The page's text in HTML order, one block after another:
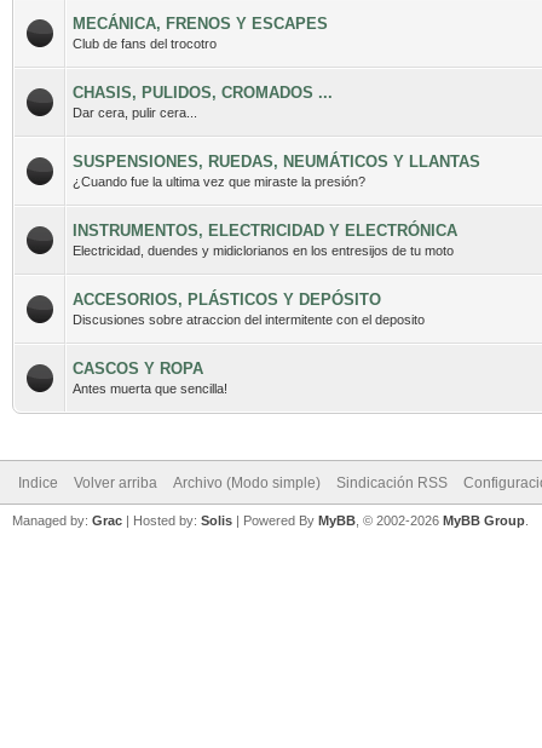
MECÁNICA, FRENOS Y ESCAPES
Club de fans del trocotro
CHASIS, PULIDOS, CROMADOS ...
Dar cera, pulir cera...
SUSPENSIONES, RUEDAS, NEUMÁTICOS Y LLANTAS
¿Cuando fue la ultima vez que miraste la presión?
INSTRUMENTOS, ELECTRICIDAD Y ELECTRÓNICA
Electricidad, duendes y midiclorianos en los entresijos de tu moto
ACCESORIOS, PLÁSTICOS Y DEPÓSITO
Discusiones sobre atraccion del intermitente con el deposito
CASCOS Y ROPA
Antes muerta que sencilla!
Indice Volver arriba Archivo (Modo simple) Sindicación RSS
Managed by: Grac | Hosted by: Solis | Powered By MyBB , © 2002-2026 MyBB Group